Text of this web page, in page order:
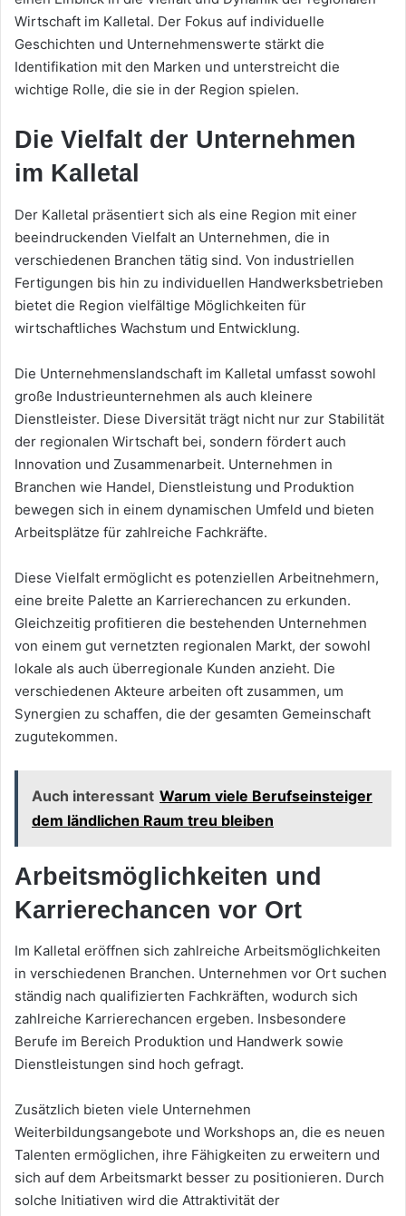
Wirtschaft im Kalletal. Der Fokus auf individuelle
Geschichten und Unternehmenswerte stärkt die
Identifikation mit den Marken und unterstreicht die
wichtige Rolle, die sie in der Region spielen.
Die Vielfalt der Unternehmen
im Kalletal
Der Kalletal präsentiert sich als eine Region mit einer
beeindruckenden Vielfalt an Unternehmen, die in
verschiedenen Branchen tätig sind. Von industriellen
Fertigungen bis hin zu individuellen Handwerksbetrieben
bietet die Region vielfältige Möglichkeiten für
wirtschaftliches Wachstum und Entwicklung.
Die Unternehmenslandschaft im Kalletal umfasst sowohl
große Industrieunternehmen als auch kleinere
Dienstleister. Diese Diversität trägt nicht nur zur Stabilität
der regionalen Wirtschaft bei, sondern fördert auch
Innovation und Zusammenarbeit. Unternehmen in
Branchen wie Handel, Dienstleistung und Produktion
bewegen sich in einem dynamischen Umfeld und bieten
Arbeitsplätze für zahlreiche Fachkräfte.
Diese Vielfalt ermöglicht es potenziellen Arbeitnehmern,
eine breite Palette an Karrierechancen zu erkunden.
Gleichzeitig profitieren die bestehenden Unternehmen
von einem gut vernetzten regionalen Markt, der sowohl
lokale als auch überregionale Kunden anzieht. Die
verschiedenen Akteure arbeiten oft zusammen, um
Synergien zu schaffen, die der gesamten Gemeinschaft
zugutekommen.
Auch interessant Warum viele Berufseinsteiger
dem ländlichen Raum treu bleiben
Arbeitsmöglichkeiten und
Karrierechancen vor Ort
Im Kalletal eröffnen sich zahlreiche Arbeitsmöglichkeiten
in verschiedenen Branchen. Unternehmen vor Ort suchen
ständig nach qualifizierten Fachkräften, wodurch sich
zahlreiche Karrierechancen ergeben. Insbesondere
Berufe im Bereich Produktion und Handwerk sowie
Dienstleistungen sind hoch gefragt.
Zusätzlich bieten viele Unternehmen
Weiterbildungsangebote und Workshops an, die es neuen
Talenten ermöglichen, ihre Fähigkeiten zu erweitern und
sich auf dem Arbeitsmarkt besser zu positionieren. Durch
solche Initiativen wird die Attraktivität der